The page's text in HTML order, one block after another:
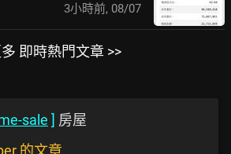
3小時前, 08/07
即時熱門文章 >>
sale ] 房屋
的文章